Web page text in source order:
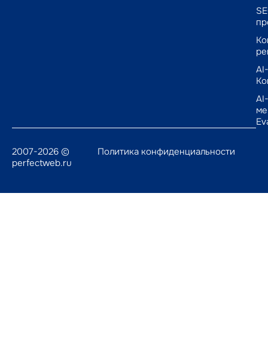
AI-
AI-
2007-2026 ©
perfectweb.ru
Политика конфиденциальности